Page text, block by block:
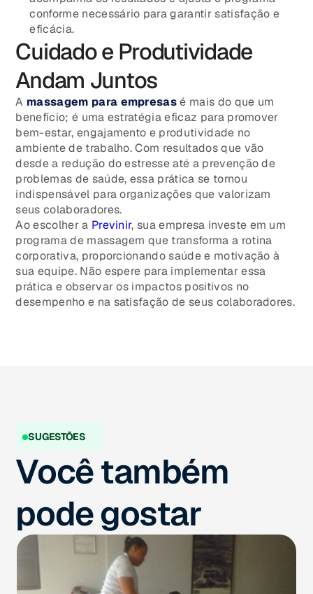
conforme necessário para garantir satisfação e
eficácia.
Cuidado e Produtividade
Andam Juntos
A massagem para empresasé mais do que um
benefício; é uma estratégia eficaz para promover
bem-estar, engajamento e produtividade no
ambiente de trabalho. Com resultados que vão
desde a redução do estresse até a prevenção de
problemas de saúde, essa prática se tornou
indispensável para organizações que valorizam
seus colaboradores.
Ao escolher a Previnir, sua empresa investe em um
programa de massagem que transforma a rotina
corporativa, proporcionando saúde e motivação à
sua equipe. Não espere para implementar essa
prática e observar os impactos positivos no
desempenho e na satisfação de seus colaboradores.
SUGESTÕES
Você também
pode gostar